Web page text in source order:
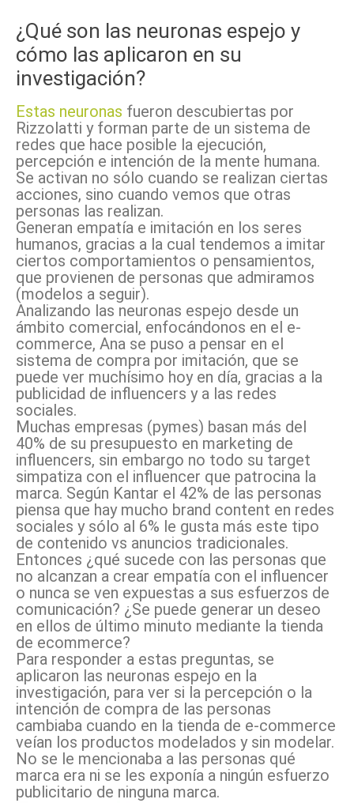
¿Qué son las neuronas espejo y
cómo las aplicaron en su
investigación?
Estas neuronas fueron descubiertas por
Rizzolatti y forman parte de un sistema de
redes que hace posible la ejecución,
percepción e intención de la mente humana.
Se activan no sólo cuando se realizan ciertas
acciones, sino cuando vemos que otras
personas las realizan.
Generan empatía e imitación en los seres
humanos, gracias a la cual tendemos a imitar
ciertos comportamientos o pensamientos,
que provienen de personas que admiramos
(modelos a seguir).
Analizando las neuronas espejo desde un
ámbito comercial, enfocándonos en el e-
commerce, Ana se puso a pensar en el
sistema de compra por imitación, que se
puede ver muchísimo hoy en día, gracias a la
publicidad de influencers y a las redes
sociales.
Muchas empresas (pymes) basan más del
40% de su presupuesto en marketing de
influencers, sin embargo no todo su target
simpatiza con el influencer que patrocina la
marca. Según Kantar el 42% de las personas
piensa que hay mucho brand content en redes
sociales y sólo al 6% le gusta más este tipo
de contenido vs anuncios tradicionales.
Entonces ¿qué sucede con las personas que
no alcanzan a crear empatía con el influencer
o nunca se ven expuestas a sus esfuerzos de
comunicación? ¿Se puede generar un deseo
en ellos de último minuto mediante la tienda
de ecommerce?
Para responder a estas preguntas, se
aplicaron las neuronas espejo en la
investigación, para ver si la percepción o la
intención de compra de las personas
cambiaba cuando en la tienda de e-commerce
veían los productos modelados y sin modelar.
No se le mencionaba a las personas qué
marca era ni se les exponía a ningún esfuerzo
publicitario de ninguna marca.